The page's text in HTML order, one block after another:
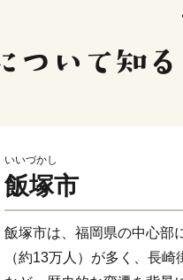
いいづかし
飯塚市
飯塚市は、福岡県の中心部
（約13万人）が多く、長